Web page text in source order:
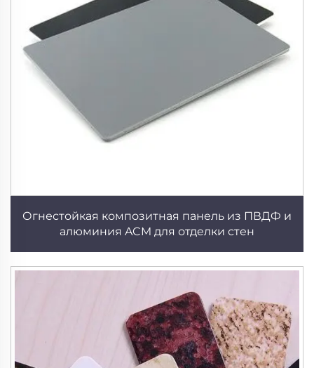
Огнестойкая композитная панель из ПВДФ и
алюминия ACM для отделки стен